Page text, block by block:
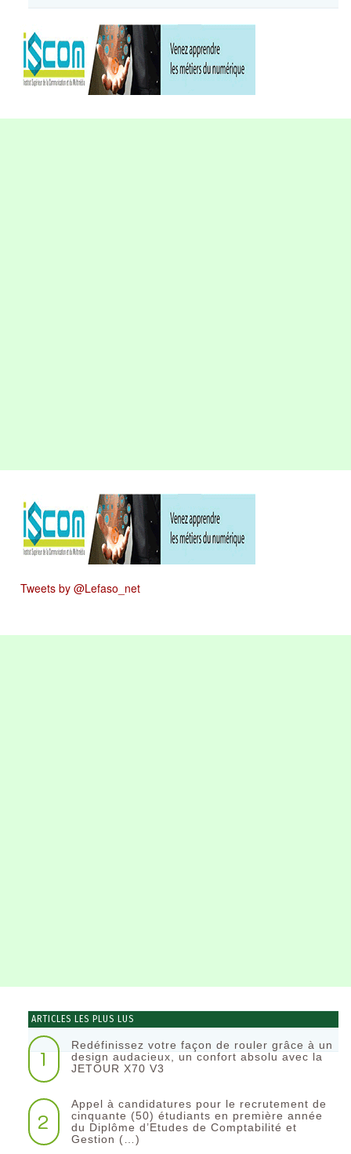
Tweets by @Lefaso_net
ARTICLES LES PLUS LUS
1
Redéfinissez votre façon de rouler grâce à un
design audacieux, un confort absolu avec la
JETOUR X70 V3
2
Appel à candidatures pour le recrutement de
cinquante (50) étudiants en première année
du Diplôme d’Etudes de Comptabilité et
Gestion (…)